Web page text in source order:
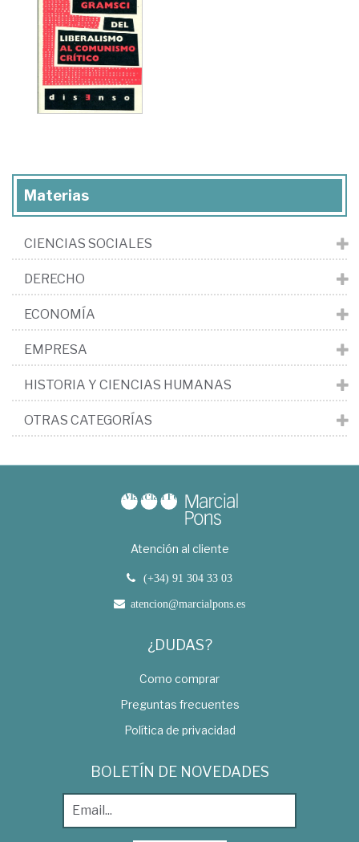
Materias
CIENCIAS SOCIALES
DERECHO
ECONOMÍA
EMPRESA
HISTORIA Y CIENCIAS HUMANAS
OTRAS CATEGORÍAS
Atención al cliente
(+34) 91 304 33 03
atencion@marcialpons.es
¿DUDAS?
Como comprar
Preguntas frecuentes
Política de privacidad
BOLETÍN DE NOVEDADES